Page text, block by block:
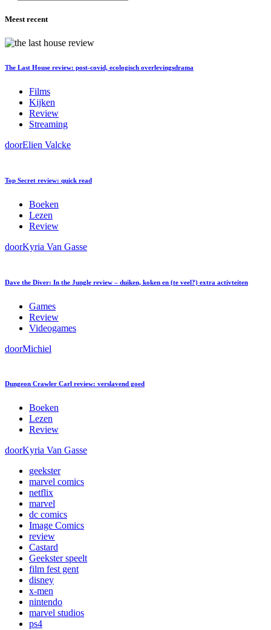
Meest recent
The Last House review: post-covid, ecologisch overlevingsdrama
Films
Kijken
Review
Streaming
doorElien Valcke
Top Secret review: quick read
Boeken
Lezen
Review
doorKyria Van Gasse
Dave the Diver: In the Jungle review – duiken, koken en (te veel?) extra activteiten
Games
Review
Videogames
doorMichiel
Dungeon Crawler Carl review: verslavend goed
Boeken
Lezen
Review
doorKyria Van Gasse
geekster
marvel comics
netflix
marvel
dc comics
Image Comics
review
Castard
Geekster speelt
film fest gent
disney
x-men
nintendo
marvel studios
ps4